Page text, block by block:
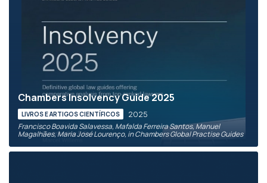
Chambers Insolvency Guide 2025
LIVROS E ARTIGOS CIENTÍFICOS 2025
Francisco Boavida Salavessa, Mafalda Ferreira Santos, Manuel
Magalhães, Maria José Lourenço, in Chambers Global Practise Guides